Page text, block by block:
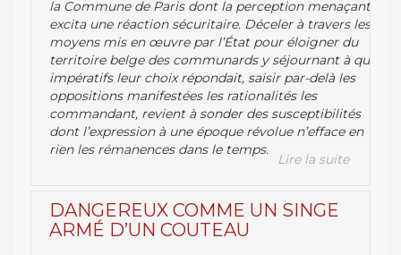
la Commune de Paris dont la perception menaçante
excita une réaction sécuritaire. Déceler à travers les
moyens mis en œuvre par l’État pour éloigner du
territoire belge des communards y séjournant à quels
impératifs leur choix répondait, saisir par-delà les
oppositions manifestées les rationalités les
commandant, revient à sonder des susceptibilités
dont l’expression à une époque révolue n’efface en
rien les rémanences dans le temps.
Lire la suite
DANGEREUX COMME UN SINGE
ARMÉ D’UN COUTEAU